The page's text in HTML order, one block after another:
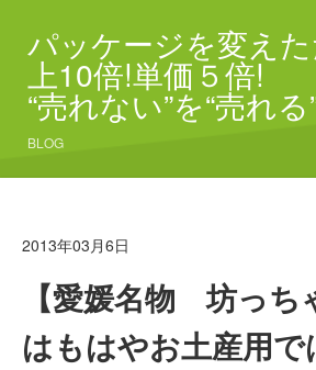
パッケージを変え
上10倍!単価５倍!
“売れない”を“売れる
BLOG
2013年03月6日
【愛媛名物 坊っち
はもはやお土産用